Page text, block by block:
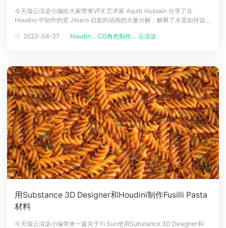
今天瑞云渲染小编给大家带来VFX 艺术家 Aquib Hussain 分享了在
Houdini 中制作的受 Jibaro 启发的动画的大量分解，解释了水是如何设置
分为上下两篇，请大家耐心往下看吧！介绍我叫 Aquib Hussain，我在
2023-04-27 Houdin... CG角色制作... 云渲染
用Substance 3D Designer和Houdini制作Fusilli Pasta
材料
今天瑞云渲染小编带来一篇关于Yi Sun使用Substance 3D Designer和